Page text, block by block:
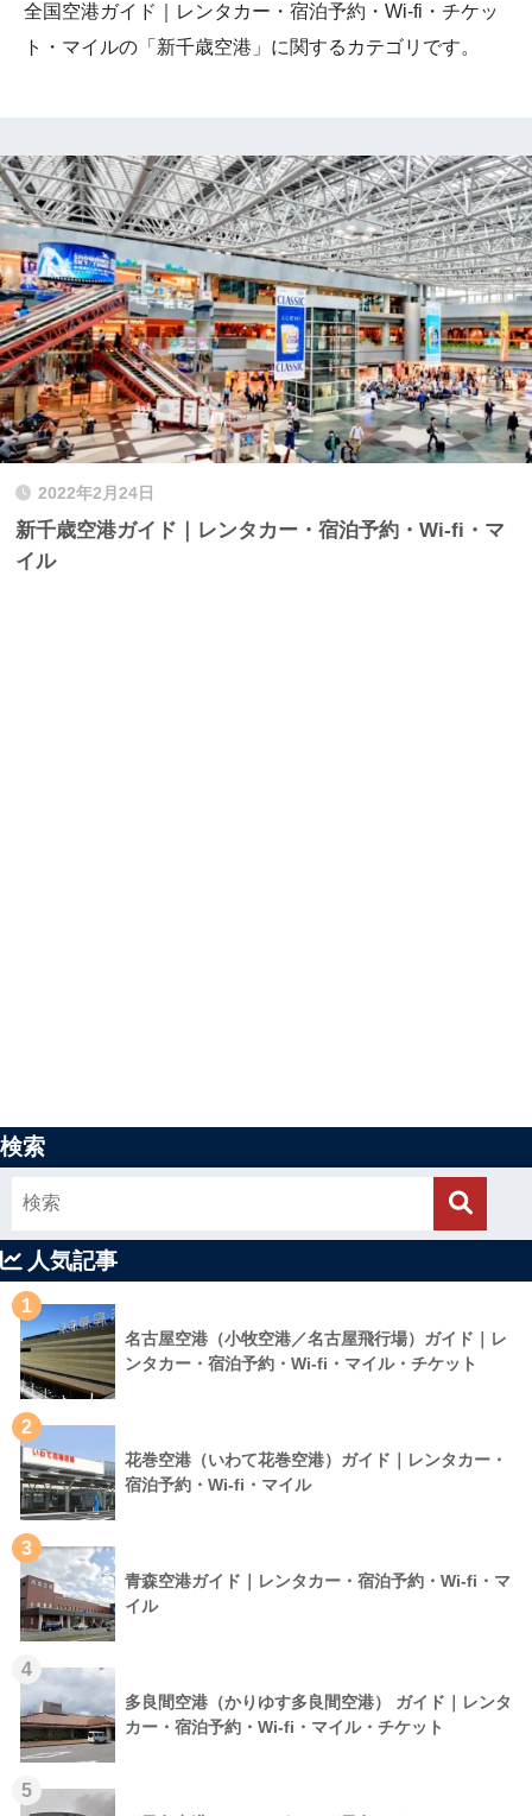
全国空港ガイド｜レンタカー・宿泊予約・Wi-fi・チケッ
ト・マイルの「新千歳空港」に関するカテゴリです。
2022年2月24日
新千歳空港ガイド｜レンタカー・宿泊予約・Wi-fi・マ
イル
検索
人気記事
1
名古屋空港（小牧空港／名古屋飛行場）ガイド｜レ
ンタカー・宿泊予約・Wi-fi・マイル・チケット
2
花巻空港（いわて花巻空港）ガイド｜レンタカー・
宿泊予約・Wi-fi・マイル
3
青森空港ガイド｜レンタカー・宿泊予約・Wi-fi・マ
イル
4
多良間空港（かりゆす多良間空港） ガイド｜レンタ
カー・宿泊予約・Wi-fi・マイル・チケット
5